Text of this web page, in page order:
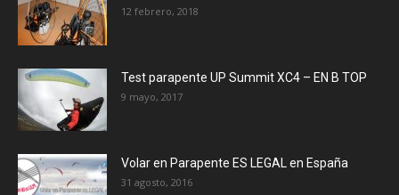
12 febrero, 2018
Test parapente UP Summit XC4 – EN B TOP
9 mayo, 2017
Volar en Parapente ES LEGAL en España
31 agosto, 2016